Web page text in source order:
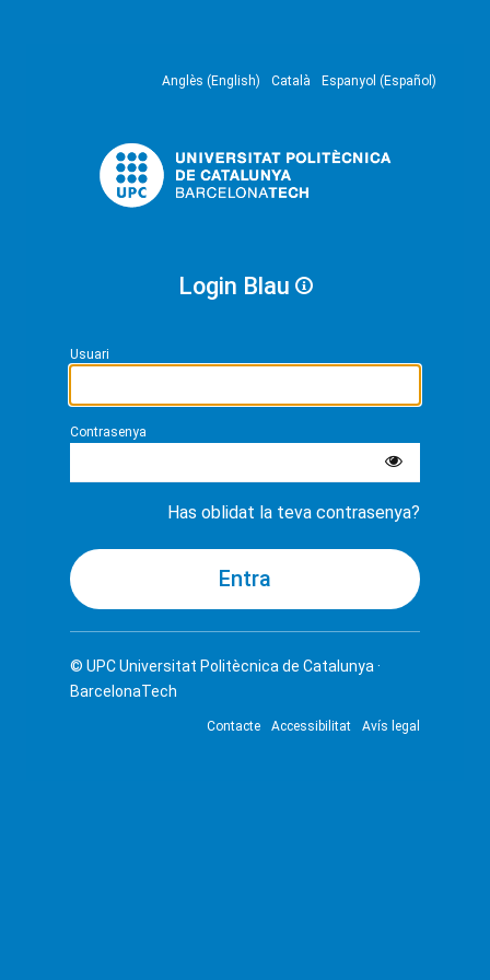
Anglès (English) Català Espanyol (Español)
Login Blau
Usuari
Contrasenya
Has oblidat la teva contrasenya?
© UPCUniversitat Politècnica de Catalunya ·
BarcelonaTech
Contacte Accessibilitat Avís legal